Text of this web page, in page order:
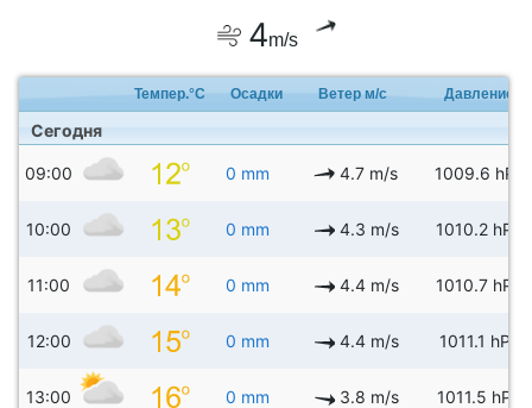
4m/s
Темпер.°C Осадки Ветер м/с Давление
Сегодня
09:00 0 mm 4.7 m/s 1009.6 hPa
10:00 0 mm 4.3 m/s 1010.2 hPa
11:00 0 mm 4.4 m/s 1010.7 hPa
12:00 0 mm 4.4 m/s 1011.1 hPa
13:00 0 mm 3.8 m/s 1011.5 hPa